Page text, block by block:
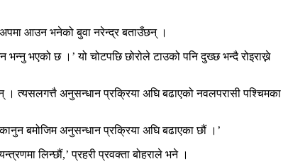
आउन भनेको बुवा नरेन्द्र बताउँछन् ।
भएको छ ।’ यो चोटपछि छोरोले टाउको पनि दुख्छ भन्दै रोइराख्ने
। त्यसलगत्तै अनुसन्धान प्रक्रिया अघि बढाएको नवलपरासी पश्चिमका
बमोजिम अनुसन्धान प्रक्रिया अघि बढाएका छौं ।’
लिन्छौं,’ प्रहरी प्रवक्ता बोहराले भने ।